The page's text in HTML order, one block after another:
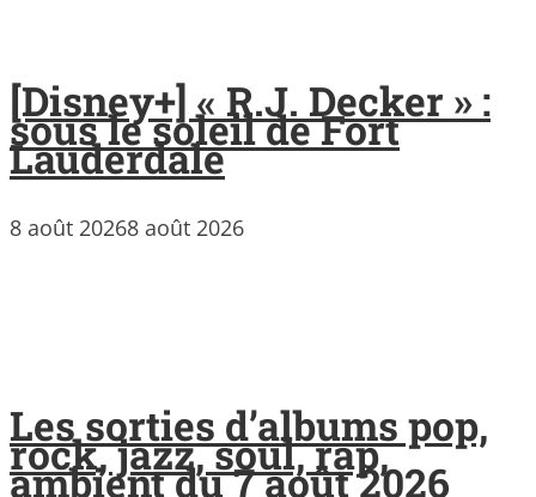
[Disney+] « R.J. Decker » :
sous le soleil de Fort
Lauderdale
8 août 20268 août 2026
Les sorties d’albums pop,
rock, jazz, soul, rap,
ambient du 7 août 2026